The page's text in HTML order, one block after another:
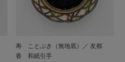
寿 ことぶき（無地底）／ 友都
香 和紙引手